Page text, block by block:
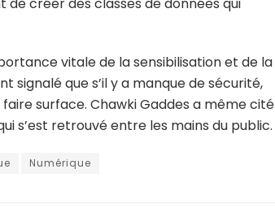
vitale de la sensibilisation et de la
signalé que s’il y a manque de sécurité,
surface. Chawki Gaddes a même cité
s’est retrouvé entre les mains du public.
Numérique